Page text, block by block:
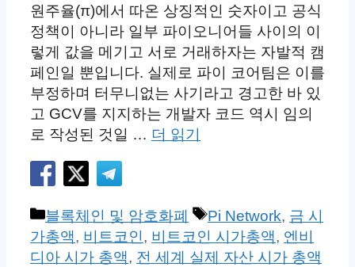
원주율(π)에서 따온 상징적인 숫자이고 공식
정책이 아니라 일부 파이오니어들 사이의 이
렇게 값을 메기고 서로 거래하자는 자발적 캠
페인일 뿐입니다. 실제로 파이 코어팀은 이를
부정하며 터무니없는 사기라고 경고한 바 있
고 GCV를 지지하는 개발자 코드 역시 임의
로 작성된 것일 … 더 읽기
카
테
고
블록체인 및 암호화폐
태
그
Pi Network, 금 시
가총액, 비트코인, 비트코인 시가총액, 엔비
디아 시가 총액, 전 세계 실제 자산 시가 총액